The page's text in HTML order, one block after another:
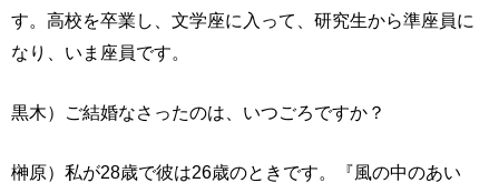
す。高校を卒業し、文学座に入って、研究生から準座員に
なり、いま座員です。
黒木）ご結婚なさったのは、いつごろですか？
榊原）私が28歳で彼は26歳のときです。『風の中のあい